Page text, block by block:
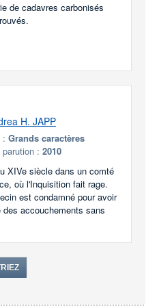
de cadavres carbonisés
H. JAPP
: Grands caractères
parution : 2010
XIVe siècle dans un comté
où l'Inquisition fait rage.
est condamné pour avoir
des accouchements sans